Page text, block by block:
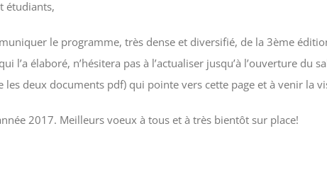
étudiants,
le programme, très dense et diversifié, de la 3ème
l’a élaboré, n’hésitera pas à l’actualiser jusqu’à l’ouverture
deux documents pdf) qui pointe vers cette page et à venir la
2017. Meilleurs voeux à tous et à très bientôt sur place!